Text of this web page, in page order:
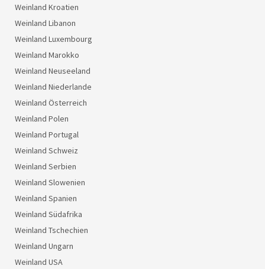
Weinland Kroatien
Weinland Libanon
Weinland Luxembourg
Weinland Marokko
Weinland Neuseeland
Weinland Niederlande
Weinland Österreich
Weinland Polen
Weinland Portugal
Weinland Schweiz
Weinland Serbien
Weinland Slowenien
Weinland Spanien
Weinland Südafrika
Weinland Tschechien
Weinland Ungarn
Weinland USA